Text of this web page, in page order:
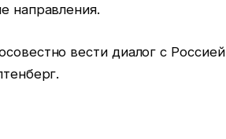
направления.
вести диалог с Россией